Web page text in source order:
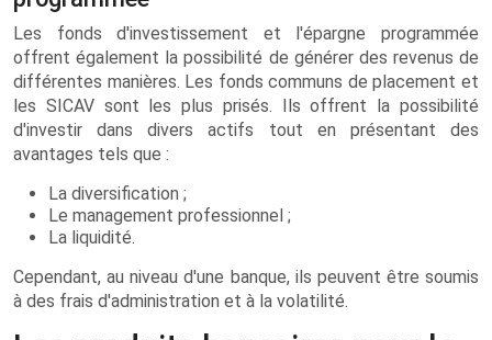
Les fonds d'investissement et l'épargne programmée
offrent également la possibilité de générer des revenus de
différentes manières. Les fonds communs de placement et
les SICAV sont les plus prisés. Ils offrent la possibilité
d'investir dans divers actifs tout en présentant des
avantages tels que :
La diversification ;
Le management professionnel ;
La liquidité.
Cependant, au niveau d'une banque, ils peuvent être soumis
à des frais d'administration et à la volatilité.